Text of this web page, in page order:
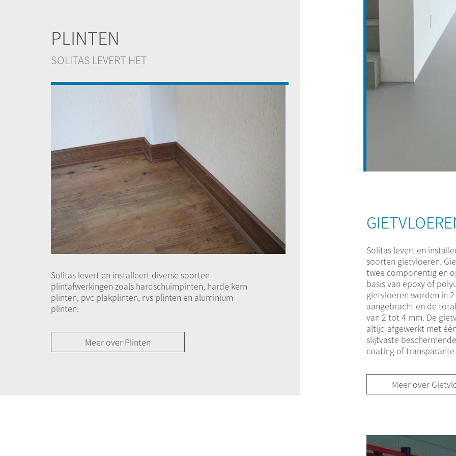
Solitas levert en
soorten gietvloeren.
twee componentig en
basis van epoxy of
gietvloeren worden in
aangebracht en de
van 2 tot 4 mm. De
altijd afgewerkt met
slijtvaste
coating of transparante
Meer over
PLINTEN
SOLITAS LEVERT HET
Solitas levert en installeert diverse soorten
plintafwerkingen zoals hardschuimpinten, harde kern
plinten, pvc plakplinten, rvs plinten en aluminium
plinten.
Meer over Plinten